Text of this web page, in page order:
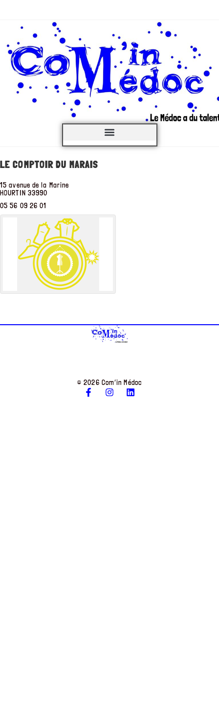
LE COMPTOIR DU MARAIS
15 avenue de la Marine
HOURTIN 33990
05 56 09 26 01
© 2026 Com’in Médoc